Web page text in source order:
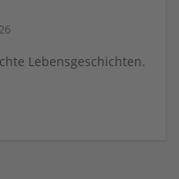
Lebensgeschichten.